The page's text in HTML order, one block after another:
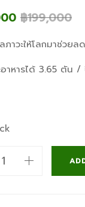
฿199,000
าวะให้โลกมาช่วยล
าหารได้ 3.65 ตัน /